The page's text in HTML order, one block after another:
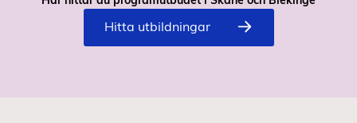
Hitta utbildningar